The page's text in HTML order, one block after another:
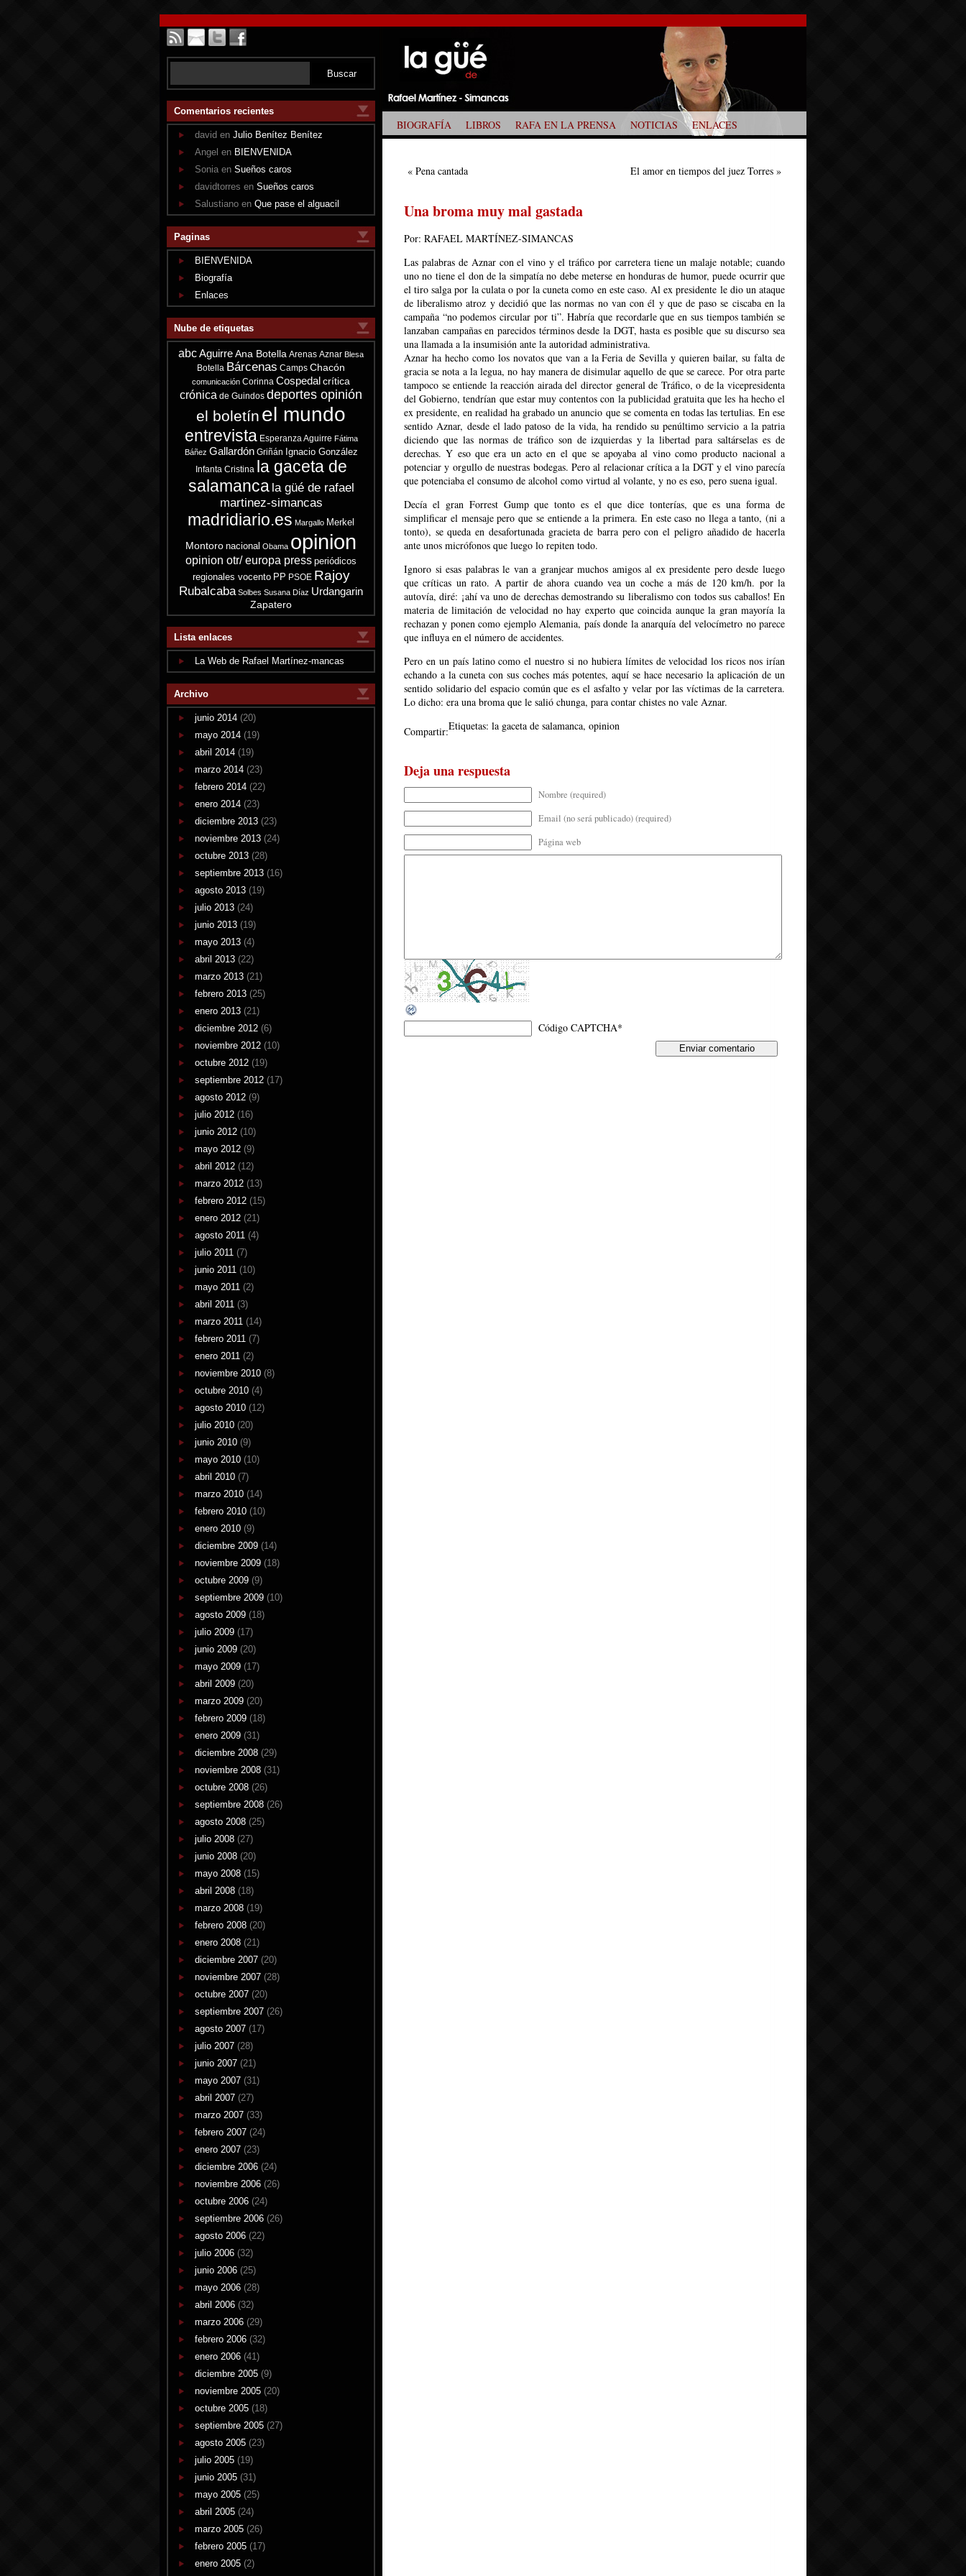
Comentarios recientes
david en Julio Benítez Benítez
Angel en BIENVENIDA
Sonia en Sueños caros
davidtorres en Sueños caros
Salustiano en Que pase el alguacil
Paginas
BIENVENIDA
Biografía
Enlaces
Nube de etiquetas
abcAguirre Ana Botella Arenas Aznar Blesa
Botella Bárcenas Camps Chacón
comunicación Corinna Cospedal crítica
crónica de Guindos deportes opinión
el boletín el mundo
entrevista Esperanza Aguirre Fátima
Báñez Gallardón Griñán Ignacio González
Infanta Cristina la gaceta de
salamanca la güé de rafael
martinez-simancas
madridiario.es Margallo Merkel
Montoro nacional Obama opinion
opinion otr/ europa press periódicos
regionales vocento PP PSOE Rajoy
Rubalcaba Solbes Susana Díaz Urdangarin
Zapatero
Lista enlaces
La Web de Rafael Martínez-mancas
Archivo
junio 2014 (20)
mayo 2014 (19)
abril 2014 (19)
marzo 2014 (23)
febrero 2014 (22)
enero 2014 (23)
diciembre 2013 (23)
noviembre 2013 (24)
octubre 2013 (28)
septiembre 2013 (16)
agosto 2013 (19)
julio 2013 (24)
junio 2013 (19)
mayo 2013 (4)
abril 2013 (22)
marzo 2013 (21)
febrero 2013 (25)
enero 2013 (21)
diciembre 2012 (6)
noviembre 2012 (10)
octubre 2012 (19)
septiembre 2012 (17)
agosto 2012 (9)
julio 2012 (16)
junio 2012 (10)
mayo 2012 (9)
abril 2012 (12)
marzo 2012 (13)
febrero 2012 (15)
enero 2012 (21)
agosto 2011 (4)
julio 2011 (7)
junio 2011 (10)
mayo 2011 (2)
abril 2011 (3)
marzo 2011 (14)
febrero 2011 (7)
enero 2011 (2)
noviembre 2010 (8)
octubre 2010 (4)
agosto 2010 (12)
julio 2010 (20)
junio 2010 (9)
mayo 2010 (10)
abril 2010 (7)
marzo 2010 (14)
febrero 2010 (10)
enero 2010 (9)
diciembre 2009 (14)
noviembre 2009 (18)
octubre 2009 (9)
septiembre 2009 (10)
agosto 2009 (18)
julio 2009 (17)
junio 2009 (20)
mayo 2009 (17)
abril 2009 (20)
marzo 2009 (20)
febrero 2009 (18)
enero 2009 (31)
diciembre 2008 (29)
noviembre 2008 (31)
octubre 2008 (26)
septiembre 2008 (26)
agosto 2008 (25)
julio 2008 (27)
junio 2008 (20)
mayo 2008 (15)
abril 2008 (18)
marzo 2008 (19)
febrero 2008 (20)
enero 2008 (21)
diciembre 2007 (20)
noviembre 2007 (28)
octubre 2007 (20)
septiembre 2007 (26)
agosto 2007 (17)
julio 2007 (28)
junio 2007 (21)
mayo 2007 (31)
abril 2007 (27)
marzo 2007 (33)
febrero 2007 (24)
enero 2007 (23)
diciembre 2006 (24)
noviembre 2006 (26)
octubre 2006 (24)
septiembre 2006 (26)
agosto 2006 (22)
julio 2006 (32)
junio 2006 (25)
mayo 2006 (28)
abril 2006 (32)
marzo 2006 (29)
febrero 2006 (32)
enero 2006 (41)
diciembre 2005 (9)
noviembre 2005 (20)
octubre 2005 (18)
septiembre 2005 (27)
agosto 2005 (23)
julio 2005 (19)
junio 2005 (31)
mayo 2005 (25)
abril 2005 (24)
marzo 2005 (26)
febrero 2005 (17)
enero 2005 (2)
BIOGRAFÍA LIBROS RAFA EN LA PRENSA NOTICIAS ENLACES
« Pena cantada El amor en tiempos del juez Torres »
Una broma muy mal gastada
Por: RAFAEL MARTÍNEZ-SIMANCAS
Las palabras de Aznar con el vino y el tráfico por carretera tiene un malaje notable; cuando
uno no tiene el don de la simpatía no debe meterse en honduras de humor, puede ocurrir que
el tiro salga por la culata o por la cuneta como en este caso. Al ex presidente le dio un ataque
de liberalismo atroz y decidió que las normas no van con él y que de paso se ciscaba en la
campaña “no podemos circular por ti”. Habría que recordarle que en sus tiempos también se
lanzaban campañas en parecidos términos desde la DGT, hasta es posible que su discurso sea
una llamada a la insumisión ante la autoridad administrativa.
Aznar ha hecho como los novatos que van a la Feria de Sevilla y quieren bailar, su falta de
gracia se nota a la legua, no hay manera de disimular aquello de que se carece. Por otra parte
tampoco se entiende la reacción airada del director general de Tráfico, o de la vicepresidenta
del Gobierno, tendrían que estar muy contentos con la publicidad gratuita que les ha hecho el
ex presidente, en realidad ha grabado un anuncio que se comenta en todas las tertulias. En ese
sentido Aznar, desde el lado patoso de la vida, ha rendido su penúltimo servicio a la patria
diciendo que las normas de tráfico son de izquierdas y la libertad para saltárselas es de
derechas. Y eso que era un acto en el que se apoyaba al vino como producto nacional a
potenciar y orgullo de nuestras bodegas. Pero al relacionar crítica a la DGT y el vino parecía
que potenciaba el consumo de alcohol como virtud al volante, y no es eso, pero suena igual.
Decía el gran Forrest Gump que tonto es el que dice tonterías, que es una forma de
simplificar el mensaje pero que se entiende a la primera. En este caso no llega a tanto, (ni a
tonto), se queda en desafortunada gracieta de barra pero con el peligro añadido de hacerla
ante unos micrófonos que luego lo repiten todo.
Ignoro si esas palabras le van a granjear muchos amigos al ex presidente pero desde luego
que críticas un rato. A partir de ahora cuando vea un coche a más de 120 km/h. por la
autovía, diré: ¡ahí va uno de derechas demostrando su liberalismo con todos sus caballos! En
materia de limitación de velocidad no hay experto que coincida aunque la gran mayoría la
rechazan y ponen como ejemplo Alemania, país donde la anarquía del velocímetro no parece
que influya en el número de accidentes.
Pero en un país latino como el nuestro si no hubiera límites de velocidad los ricos nos irían
echando a la cuneta con sus coches más potentes, aquí se hace necesario la aplicación de un
sentido solidario del espacio común que es el asfalto y velar por las víctimas de la carretera.
Lo dicho: era una broma que le salió chunga, para contar chistes no vale Aznar.
Compartir:Etiquetas: la gaceta de salamanca, opinion
Deja una respuesta
Nombre (required)
Email (no será publicado) (required)
Página web
Código CAPTCHA*